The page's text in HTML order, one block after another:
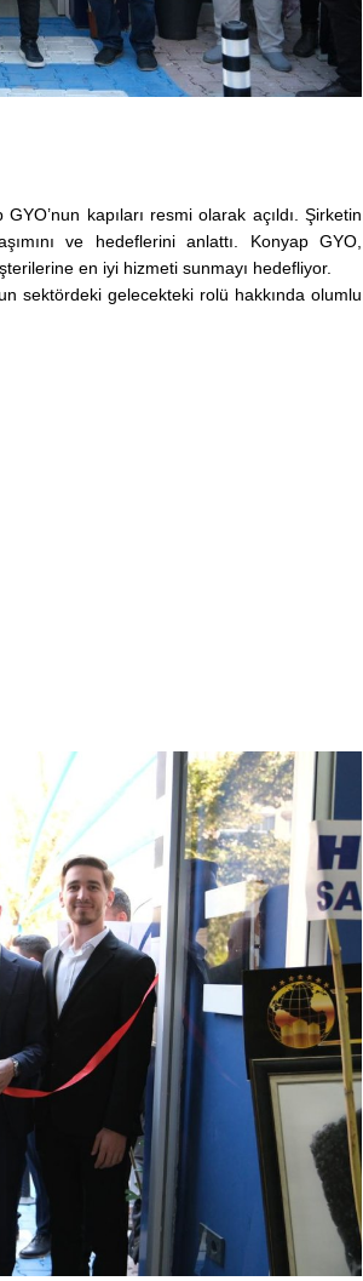
kapıları resmi olarak açıldı. Şirketin
ve hedeflerini anlattı. Konyap GYO,
en iyi hizmeti sunmayı hedefliyor.
sektördeki gelecekteki rolü hakkında olumlu